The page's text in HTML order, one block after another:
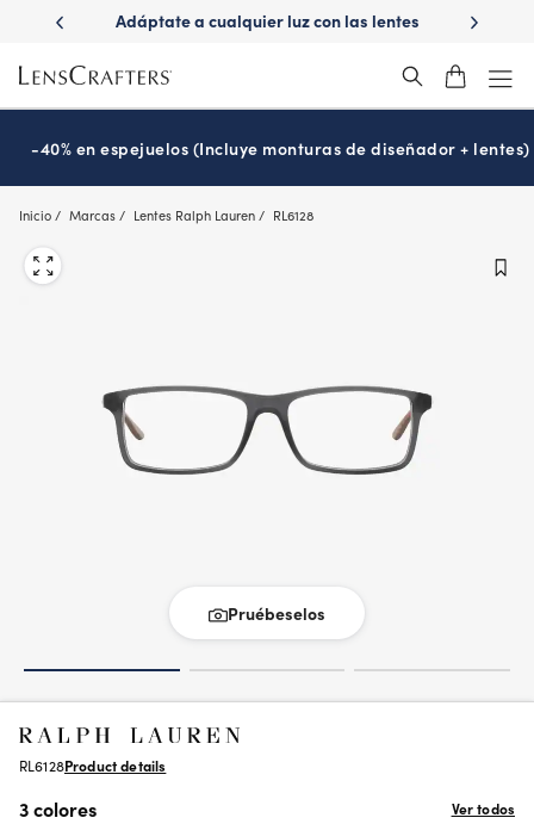
main
content
a cualquier luz con las lentes
¿Es hora de tu examen
-40% en espejuelos (Incluye monturas de diseñador + lentes)
Inicio Marcas Lentes Ralph Lauren RL6128
Pruébeselos
RL6128Product details
3 colores
Ver todos